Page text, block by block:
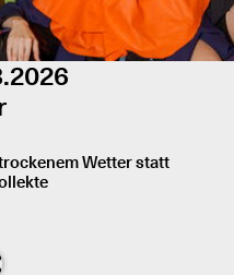
Wetter statt